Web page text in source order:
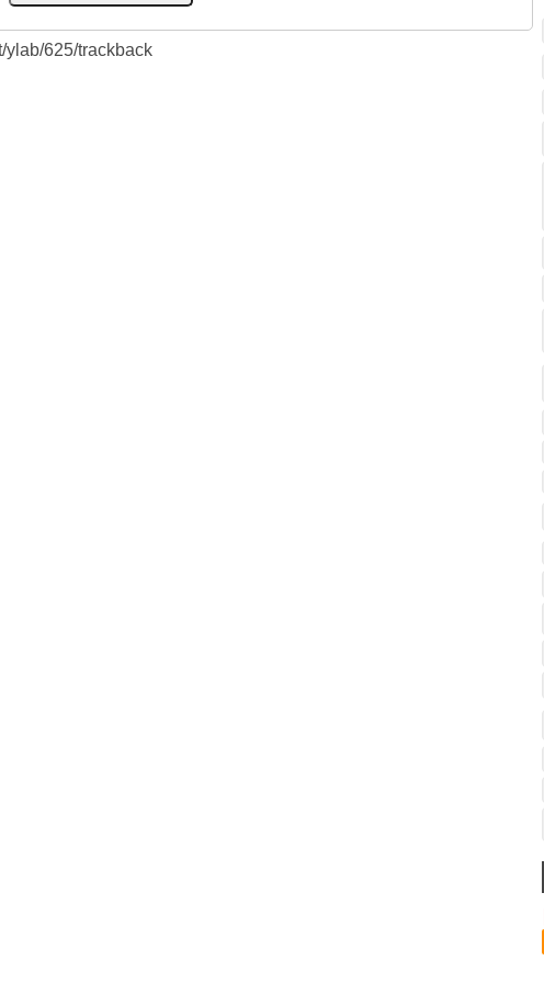
ylab/625/trackback